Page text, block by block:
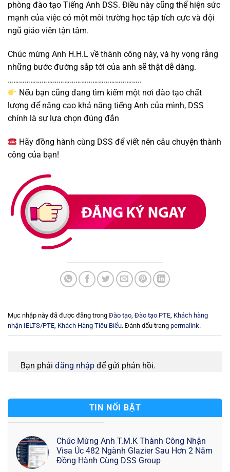
phòng đào tạo Tiếng Anh DSS. Điều này cũng thể hiện sức
mạnh của việc có một môi trường học tập tích cực và đội
ngũ giáo viên tận tâm.
Chúc mừng Anh H.H.L về thành công này, và hy vọng rằng
những bước đường sắp tới của anh sẽ thật dễ dàng.
……………………………………………………………..
Nếu bạn cũng đang tìm kiếm một nơi đào tạo chất
lượng để nâng cao khả năng tiếng Anh của mình, DSS
chính là sự lựa chọn đúng đắn
Hãy đồng hành cùng DSS để viết nên câu chuyện thành
công của bạn!
Mục nhập này đã được đăng trong Đào tạo, Đào tạo PTE, Khách hàng
nhận IELTS/PTE, Khách Hàng Tiêu Biểu. Đánh dấu trang permalink.
Bạn phải đăng nhập để gửi phản hồi.
TIN NỔI BẬT
Chúc Mừng Anh T.M.K Thành Công Nhận
Visa Úc 482 Ngành Glazier Sau Hơn 2 Năm
Đồng Hành Cùng DSS Group